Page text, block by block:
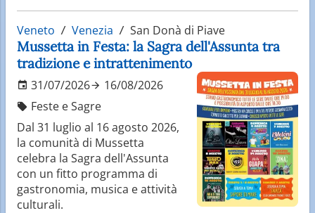
Veneto Venezia San Donà di Piave
Mussetta in Festa: la Sagra dell'Assunta tra
tradizione e intrattenimento
31/07/2026
16/08/2026
Feste e Sagre
Dal 31 luglio al 16 agosto 2026,
la comunità di Mussetta
celebra la Sagra dell'Assunta
con un fitto programma di
gastronomia, musica e attività
culturali.